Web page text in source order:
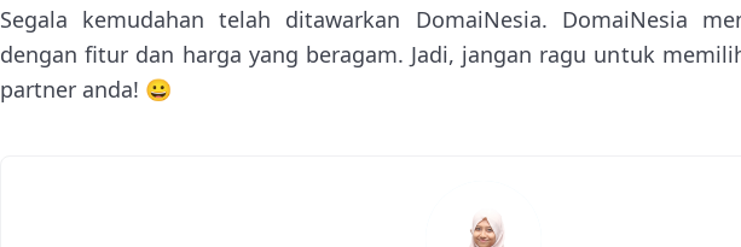
Segala kemudahan telah ditawarkan DomaiNesia. DomaiNesia
dengan fitur dan harga yang beragam. Jadi, jangan ragu untuk
partner anda! 😀